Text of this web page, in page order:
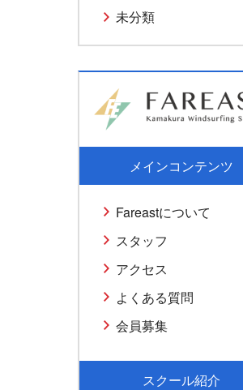
未分類
メインコンテンツ
Fareastについて
スタッフ
アクセス
よくある質問
会員募集
スクール紹介